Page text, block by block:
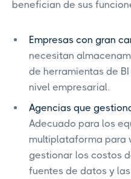
benefician de sus
Empresas con gran
necesitan
de herramientas de
nivel empresarial.
Agencias que
Adecuado para los
multiplataforma para
gestionar los costos
fuentes de datos y